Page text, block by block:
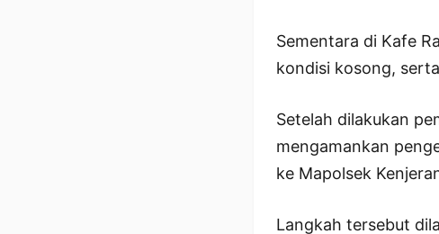
Sementara di Kafe
kondisi kosong,
Setelah dilakukan
mengamankan
ke Mapolsek
Langkah tersebut